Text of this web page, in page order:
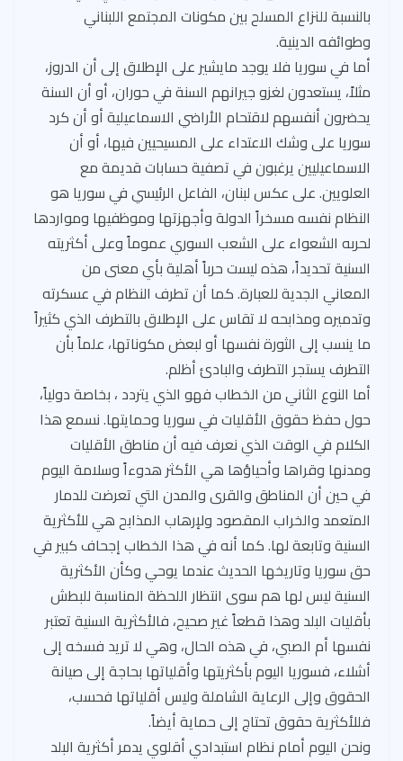
بالنسبة للنزاع المسلح بين مكونات المجتمع اللبناني
وطوائفه الدينية.
أما في سوريا فلا يوجد مايشير على الإطلاق إلى أن الدروز،
مثلاً، يستعدون لغزو جيرانهم السنة في حوران، أو أن السنة
يحضرون أنفسهم لاقتحام الأراضي الاسماعيلية أو أن كرد
سوريا على وشك الاعتداء على المسيحيين فيها، أو أن
الاسماعيليين يرغبون في تصفية حسابات قديمة مع
العلويين. على عكس لبنان، الفاعل الرئيسي في سوريا هو
النظام نفسه مسخراً الدولة وأجهزتها وموظفيها ومواردها
لحربه الشعواء على الشعب السوري عموماً وعلى أكثريته
السنية تحديداً، هذه ليست حرباً أهلية بأي معنى من
المعاني الجدية للعبارة. كما أن تطرف النظام في عسكرته
وتدميره ومذابحه لا تقاس على الإطلاق بالتطرف الذي كثيراً
ما ينسب إلى الثورة نفسها أو لبعض مكوناتها، علماً بأن
التطرف يستجر التطرف والبادئ أظلم.
أما النوع الثاني من الخطاب فهو الذي يتردد ، بخاصة دولياً،
حول حفظ حقوق الأقليات في سوريا وحمايتها. نسمع هذا
الكلام في الوقت الذي نعرف فيه أن مناطق الأقليات
ومدنها وقراها وأحياؤها هي الأكثر هدوءاً وسلامة اليوم
في حين أن المناطق والقرى والمدن التي تعرضت للدمار
المتعمد والخراب المقصود ولإرهاب المذابح هي للأكثرية
السنية وتابعة لها. كما أنه في هذا الخطاب إجحاف كبير في
حق سوريا وتاريخها الحديث عندما يوحي وكأن الأكثرية
السنية ليس لها هم سوى انتظار اللحظة المناسبة للبطش
بأقليات البلد وهذا قطعاً غير صحيح، فالأكثرية السنية تعتبر
نفسها أم الصبي، في هذه الحال، وهي لا تريد فسخه إلى
أشلاء، فسوريا اليوم بأكثريتها وأقلياتها بحاجة إلى صيانة
الحقوق وإلى الرعاية الشاملة وليس أقلياتها فحسب،
فللأكثرية حقوق تحتاج إلى حماية أيضاً.
ونحن اليوم أمام نظام استبدادي أقلوي يدمر أكثرية البلد